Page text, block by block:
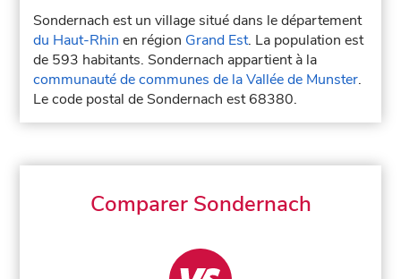
Sondernach est un village situé dans le département
du Haut-Rhin en région Grand Est. La population est
de 593 habitants. Sondernach appartient à la
communauté de communes de la Vallée de Munster.
Le code postal de Sondernach est 68380.
Comparer Sondernach